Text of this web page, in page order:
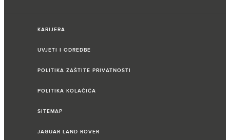
KARIJERA
UVJETI I ODREDBE
POLITIKA ZAŠTITE PRIVATNOSTI
POLITIKA KOLAČIĆA
SITEMAP
JAGUAR LAND ROVER